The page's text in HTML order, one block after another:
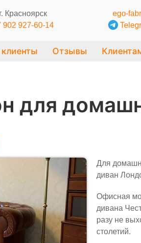
г. Красноярск
902 927-60-14
ego-
Отзывы
для
Для
диван
Офисная
дивана
разу не
столетий.